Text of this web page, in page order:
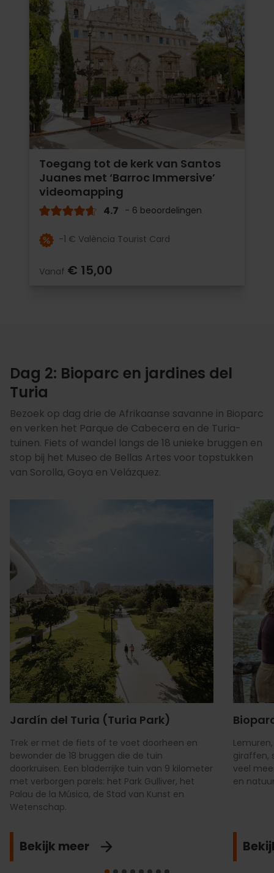
Toegang tot de kerk van Santos
Juanes met ‘Barroc Immersive’
videomapping
4.7 - 6 beoordelingen
-1 € València Tourist Card
Vanaf € 15,00
Dag 2: Bioparc en jardines del
Turia
Bezoek op dag drie de Afrikaanse savanne in Bioparc
en verken het Parque de Cabecera en de Turia-
tuinen. Fiets of wandel langs de 18 unieke bruggen en
stop bij het Museo de Bellas Artes voor topstukken
van Sorolla, Goya en Velázquez.
Jardín del Turia (Turia Park)
Trek er met de fiets of te voet doorheen en
bewonder de 18 bruggen die de tuin
doorkruisen. Een bladerrijke tuin van 9 kilometer
met verborgen parels: het Park Gulliver, het
Palau de la Música, de Stad van Kunst en
Wetenschap.
Bekijk meer
giraffen,
veel
en